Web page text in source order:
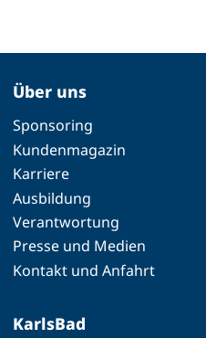
Über uns
Sponsoring
Kundenmagazin
Karriere
Ausbildung
Verantwortung
Presse und Medien
Kontakt und Anfahrt
KarlsBad